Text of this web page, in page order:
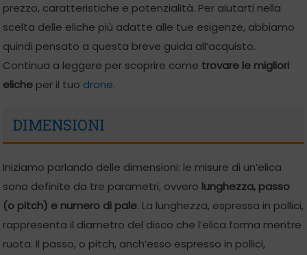
prezzo, caratteristiche e potenzialità. Per aiutarti nella
scelta delle eliche più adatte alle tue esigenze, abbiamo
quindi pensato a questa breve guida all’acquisto.
Continua a leggere per scoprire come trovare le migliori
eliche per il tuo drone.
DIMENSIONI
Iniziamo parlando delle dimensioni: le misure di un’elica
sono definite da tre parametri, ovvero lunghezza, passo
(o pitch) e numero di pale. La lunghezza, espressa in pollici,
rappresenta il diametro del disco che l’elica forma mentre
ruota. Il passo, o pitch, anch’esso espresso in pollici,